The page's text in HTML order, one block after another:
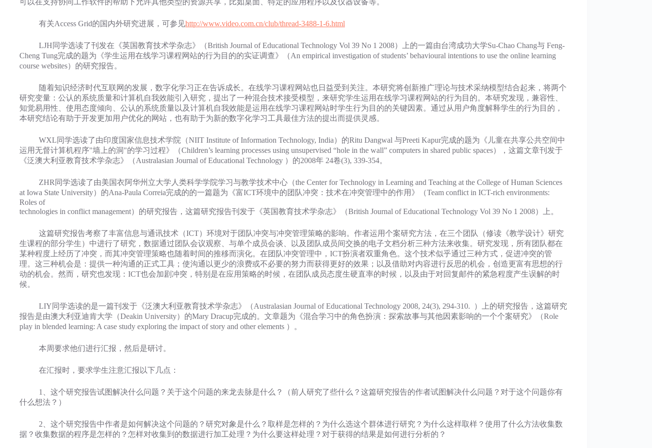
可以在支持协同工作软件的帮助下允许其他类型的资源共享，比如桌面、特定的应用程序以及仪器设备等。
有关Access Grid的国内外研究进展，可参见http://www.video.com.cn/club/thread-3488-1-6.html
LJH同学选读了刊发在《英国教育技术学杂志》（British Journal of Educational Technology Vol 39 No 1 2008）上的一篇由台湾成功大学Su-Chao Chang与 Feng-
Cheng Tung完成的题为《学生运用在线学习课程网站的行为目的的实证调查》（An empirical investigation of students’ behavioural intentions to use the online learning
course websites）的研究报告。
随着知识经济时代互联网的发展，数字化学习正在告诉成长。在线学习课程网站也日益受到关注。本研究将创新推广理论与技术采纳模型结合起来，将两个
研究变量：公认的系统质量和计算机自我效能引入研究，提出了一种混合技术接受模型，来研究学生运用在线学习课程网站的行为目的。本研究发现，兼容性、
知觉易用性、使用态度倾向、公认的系统质量以及计算机自我效能是运用在线学习课程网站时学生行为目的的关键因素。通过从用户角度解释学生的行为目的，
本研究结论有助于开发更加用户优化的网站，也有助于为新的数字化学习工具最佳方法的提出而提供灵感。
WXL同学选读了由印度国家信息技术学院（NIIT Institute of Information Technology, India）的Ritu Dangwal 与Preeti Kapur完成的题为《儿童在共享公共空间中
运用无督计算机程序"墙上的洞"的学习过程》（Children’s learning processes using unsupervised “hole in the wall” computers in shared public spaces），这篇文章刊发于
《泛澳大利亚教育技术学杂志》（Australasian Journal of Educational Technology ）的2008年 24卷(3), 339-354。
ZHR同学选读了由美国衣阿华州立大学人类科学学院学习与教学技术中心（the Center for Technology in Learning and Teaching at the College of Human Sciences
at Iowa State University）的Ana-Paula Correia完成的的一篇题为《富ICT环境中的团队冲突：技术在冲突管理中的作用》（Team conflict in ICT-rich environments:
Roles of
technologies in conflict management）的研究报告，这篇研究报告刊发于《英国教育技术学杂志》（British Journal of Educational Technology Vol 39 No 1 2008）上。
这篇研究报告考察了丰富信息与通讯技术（ICT）环境对于团队冲突与冲突管理策略的影响。作者运用个案研究方法，在三个团队（修读《教学设计》研究
生课程的部分学生）中进行了研究，数据通过团队会议观察、与单个成员会谈、以及团队成员间交换的电子文档分析三种方法来收集。研究发现，所有团队都在
某种程度上经历了冲突，而其冲突管理策略也随着时间的推移而演化。在团队冲突管理中，ICT扮演者双重角色。这个技术似乎通过三种方式，促进冲突的管
理。这三种机会是：提供一种沟通的正式工具；使沟通以更少的浪费或不必要的努力而获得更好的效果；以及借助对内容进行反思的机会，创造更富有思想的行
动的机会。然而，研究也发现：ICT也会加剧冲突，特别是在应用策略的时候，在团队成员态度生硬直率的时候，以及由于对回复邮件的紧急程度产生误解的时
候。
LIY同学选读的是一篇刊发于《泛澳大利亚教育技术学杂志》（Australasian Journal of Educational Technology 2008, 24(3), 294-310. ）上的研究报告，这篇研究
报告是由澳大利亚迪肯大学（Deakin University）的Mary Dracup完成的。文章题为《混合学习中的角色扮演：探索故事与其他因素影响的一个个案研究》（Role
play in blended learning: A case study exploring the impact of story and other elements ）。
本周要求他们进行汇报，然后是研讨。
在汇报时，要求学生注意汇报以下几点：
1、这个研究报告试图解决什么问题？关于这个问题的来龙去脉是什么？（前人研究了些什么？这篇研究报告的作者试图解决什么问题？对于这个问题你有
什么想法？）
2、这个研究报告中作者是如何解决这个问题的？研究对象是什么？取样是怎样的？为什么选这个群体进行研究？为什么这样取样？使用了什么方法收集数
据？收集数据的程序是怎样的？怎样对收集到的数据进行加工处理？为什么要这样处理？对于获得的结果是如何进行分析的？